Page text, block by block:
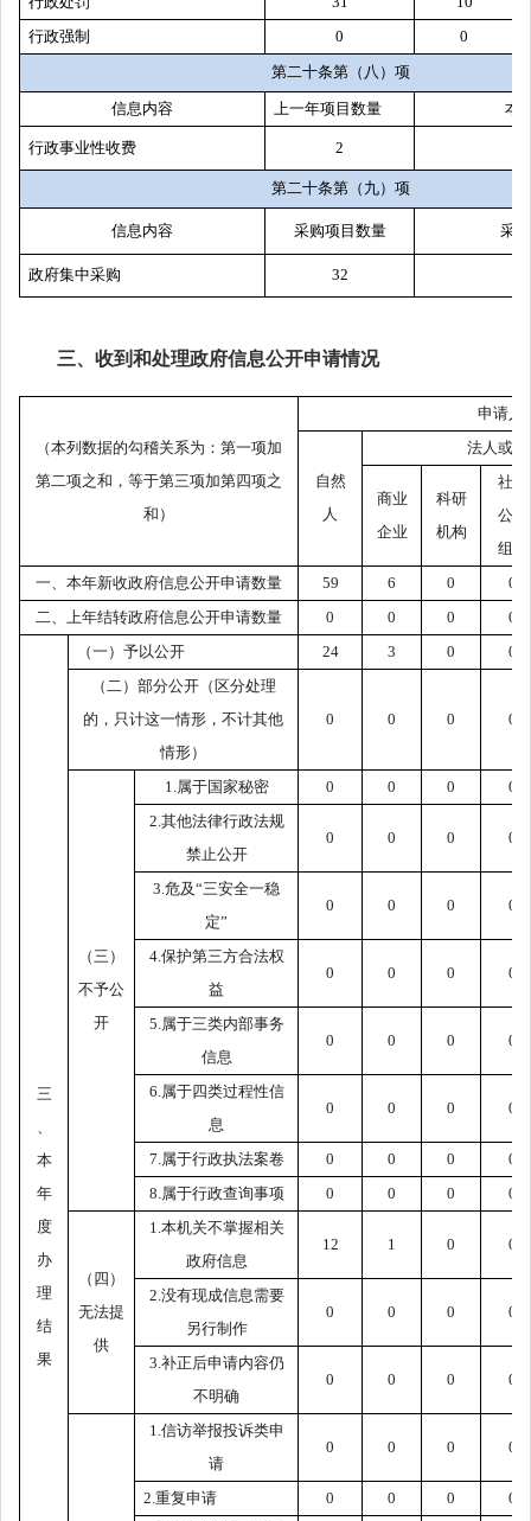
行政强制
0
0
第二十条第（八）项
信息内容 上一年项目数量 本
行政事业性收费 2
第二十条第（九）项
信息内容 采购项目数量 采
政府集中采购 32
三、收到和处理政府信息公开申请情况
（本列数据的勾稽关系为：第一项加
第二项之和，等于第三项加第四项之
和）
申请人
自然
人
法人或
商业
企业
科研
机构
社会
公益
组织
一、本年新收政府信息公开申请数量
59 6 0
0
二、上年结转政府信息公开申请数量
0 0 0 0
三
本
年
度
办
理
结
果
（一）予以公开 24 3 0
0
（二）部分公开（区分处理
的，只计这一情形，不计其他
情形）
0 0 0 0
（三）
不予公
开
1.属于国家秘密 0 0 0
0
2.其他法律行政法规
禁止公开
0 0 0 0
3.危及“三安全一稳
定”
0 0 0 0
4.保护第三方合法权
益
0 0 0 0
5.属于三类内部事务
信息
0 0 0 0
6.属于四类过程性信
息
0 0 0 0
7.属于行政执法案卷 0 0 0
0
8.属于行政查询事项
0 0 0 0
（四）
无法提
供
1.本机关不掌握相关
政府信息
12 1 0 0
2.没有现成信息需要
另行制作
0 0 0 0
3.补正后申请内容仍
不明确
0 0 0 0
1.信访举报投诉类申
请
0 0 0 0
2.重复申请 0 0 0
0